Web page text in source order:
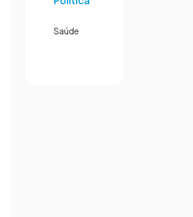
Saúde